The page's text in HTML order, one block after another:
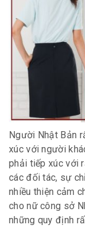
Người Nhật Bản
xúc với người
phải tiếp xúc với
các đối tác, sự
nhiều thiện cảm
cho nữ công sở
những quy định